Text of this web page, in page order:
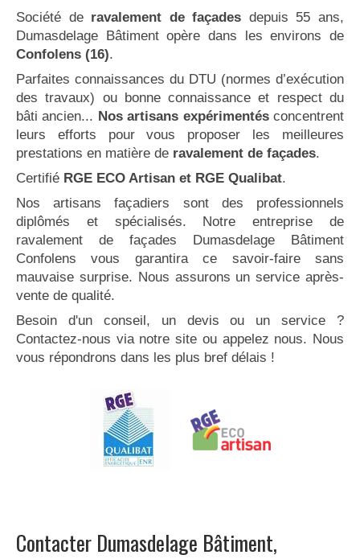
Société de ravalement de façades depuis 55 ans,
Dumasdelage Bâtiment opère dans les environs de
Confolens (16).
Parfaites connaissances du DTU (normes d’exécution
des travaux) ou bonne connaissance et respect du
bâti ancien... Nos artisans expérimentésconcentrent
leurs efforts pour vous proposer les meilleures
prestations en matière de ravalement de façades.
Certifié RGE ECO Artisan et RGE Qualibat.
Nos artisans façadiers sont des professionnels
diplômés et spécialisés. Notre entreprise de
ravalement de façades Dumasdelage Bâtiment
Confolens vous garantira ce savoir-faire sans
mauvaise surprise. Nous assurons un service après-
vente de qualité.
Besoin d'un conseil, un devis ou un service ?
Contactez-nous via notre site ou appelez nous. Nous
vous répondrons dans les plus bref délais !
Contacter Dumasdelage Bâtiment,